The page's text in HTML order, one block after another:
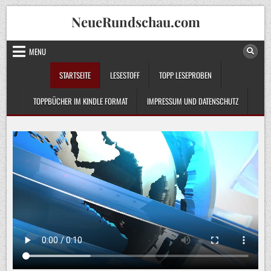
Skip
to
content
NeueRundschau.com
MENU
STARTSEITE
LESESTOFF TOPP LESEPROBEN
TOPPBÜCHER IM KINDLE FORMAT IMPRESSUM UND DATENSCHUTZ